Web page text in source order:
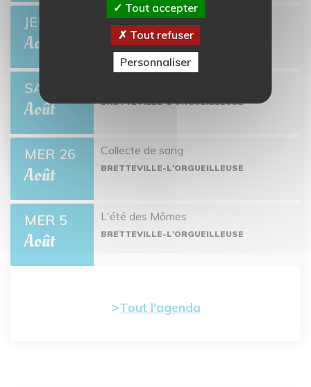
JEU 13
Août
Ciné-môme : Ponyo
BRETTEVILLE-L'ORGUEILLEUSE
SAM 22
Août BRETTEVILLE-L'ORGUEILLEUSE
MER 26
Août
Collecte de sang
BRETTEVILLE-L'ORGUEILLEUSE
MER 5
Août
L'été des Mômes
BRETTEVILLE-L'ORGUEILLEUSE
Tout l'agenda
Tout accepter
Tout refuser
Personnaliser